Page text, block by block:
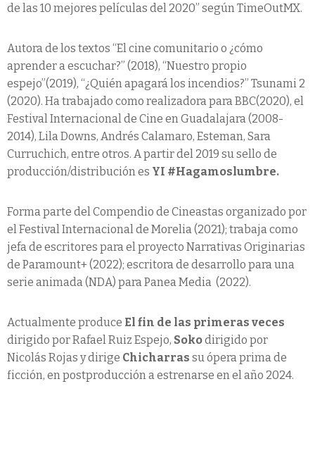
de las 10 mejores películas del 2020” según TimeOutMX.
Autora de los textos “El cine comunitario o ¿cómo
aprender a escuchar?” (2018), “Nuestro propio
espejo”(2019), “¿Quién apagará los incendios?” Tsunami 2
(2020). Ha trabajado como realizadora para BBC(2020), el
Festival Internacional de Cine en Guadalajara (2008-
2014), Lila Downs, Andrés Calamaro, Esteman, Sara
Curruchich, entre otros. A partir del 2019 su sello de
producción/distribución es YI #Hagamoslumbre.
Forma parte del Compendio de Cineastas organizado por
el Festival Internacional de Morelia (2021); trabaja como
jefa de escritores para el proyecto Narrativas Originarias
de Paramount+ (2022); escritora de desarrollo para una
serie animada (NDA) para Panea Media (2022).
Actualmente produce El fin de las primeras veces
dirigido por Rafael Ruiz Espejo, Sokodirigido por
Nicolás Rojas y dirige Chicharras su ópera prima de
ficción, en postproducción a estrenarse en el año 2024.